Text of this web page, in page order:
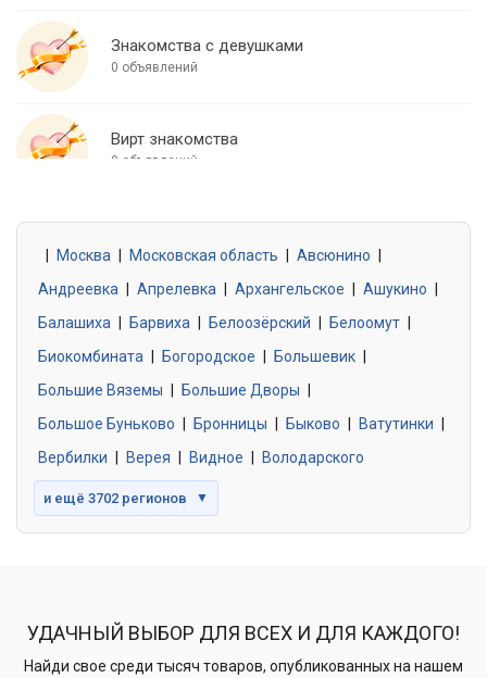
Знакомства с девушками
0 объявлений
Вирт знакомства
0 объявлений
0 объявлений
Знакомства без обязательств
0 объявлений
Москва Московская область Авсюнино
Андреевка
Апрелевка Архангельское Ашукино
Балашиха
Барвиха Белоозёрский Белоомут
Биокомбината
Богородское Большевик
Большие Вяземы
Большие Дворы
Большое Буньково
Бронницы Быково Ватутинки
Вербилки
Верея Видное Володарского
и ещё 3702 регионов ▼
УДАЧНЫЙ ВЫБОР ДЛЯ ВСЕХ И ДЛЯ КАЖДОГО!
Найди свое среди тысяч товаров, опубликованных на нашем